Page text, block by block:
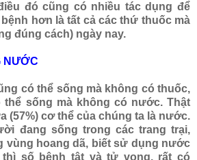
đó cũng có nhiều tác dụng để
hơn là tất cả các thứ thuốc mà
đúng cách) ngày nay.
NƯỚC
có thể sống mà không có thuốc,
sống mà không có nước. Thật
(57%) cơ thể của chúng ta là nước.
đang sống trong các trang trại,
vùng hoang dã, biết sử dụng nước
thì số bệnh tật và tử vong, rất có